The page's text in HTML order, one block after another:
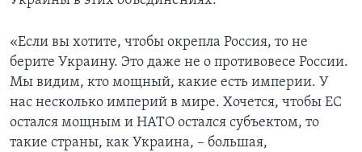
«Если вы хотите, чтобы окрепла Россия, то не
берите Украину. Это даже не о противовесе России.
Мы видим, кто мощный, какие есть империи. У
нас несколько империй в мире. Хочется, чтобы ЕС
остался мощным и НАТО остался субъектом, то
такие страны, как Украина, – большая,